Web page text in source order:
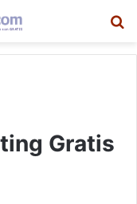
Gratis